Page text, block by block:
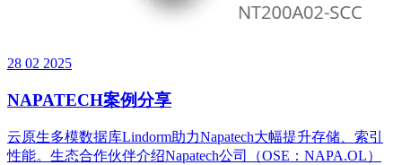
28 02 2025
NAPATECH案例分享
云原生多模数据库Lindorm助力Napatech大幅提升存储、索引
性能。生态合作伙伴介绍Napatech公司（OSE：NAPA.OL）